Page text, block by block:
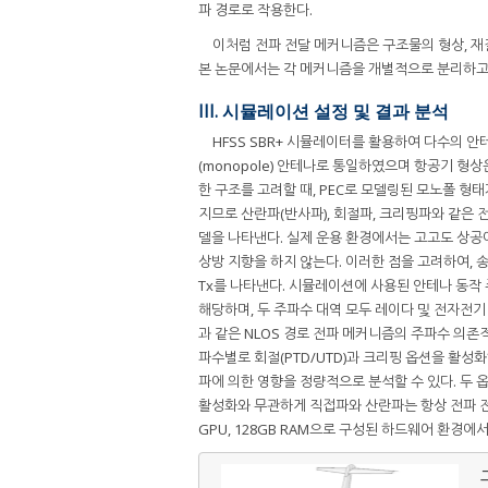
파 경로로 작용한다.
이처럼 전파 전달 메커니즘은 구조물의 형상,
본 논문에서는 각 메커니즘을 개별적으로 분리하
III. 시뮬레이션 설정 및 결과 분석
HFSS SBR+ 시뮬레이터를 활용하여 다수의
(monopole) 안테나로 통일하였으며 항공기 형상
한 구조를 고려할 때, PEC로 모델링된 모노폴 형
지므로 산란파(반사파), 회절파, 크리핑파와 같은
델을 나타낸다. 실제 운용 환경에서는 고고도 상
상방 지향을 하지 않는다. 이러한 점을 고려하여,
Tx를 나타낸다. 시뮬레이션에 사용된 안테나 동
해당하며, 두 주파수 대역 모두 레이다 및 전자전
과 같은 NLOS 경로 전파 메커니즘의 주파수 의
파수별로 회절(PTD/UTD)과 크리핑 옵션을 활성
파에 의한 영향을 정량적으로 분석할 수 있다. 두
활성화와 무관하게 직접파와 산란파는 항상 전파
GPU, 128GB RAM으로 구성된 하드웨어 환경에